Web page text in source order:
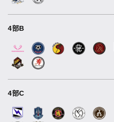
4部B
4部C